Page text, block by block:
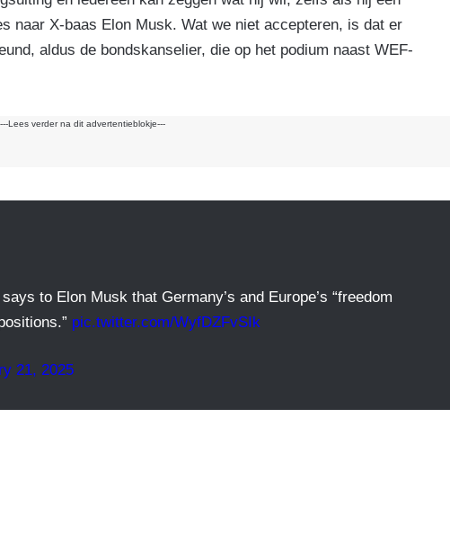
naar X-baas Elon Musk. Wat we niet accepteren, is dat er
aldus de bondskanselier, die op het podium naast WEF-
---Lees verder na dit advertentieblokje---
to Elon Musk that Germany’s and Europe’s “freedom
pic.twitter.com/WyfDZFvSIk
21, 2025